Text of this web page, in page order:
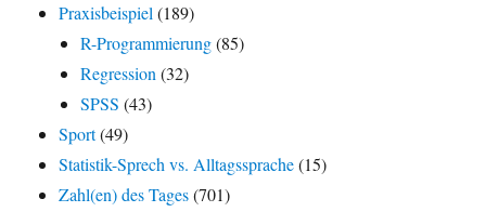
Praxisbeispiel (189)
R-Programmierung(85)
Regression (32)
SPSS (43)
Sport(49)
Statistik-Sprech vs. Alltagssprache(15)
Zahl(en) des Tages(701)